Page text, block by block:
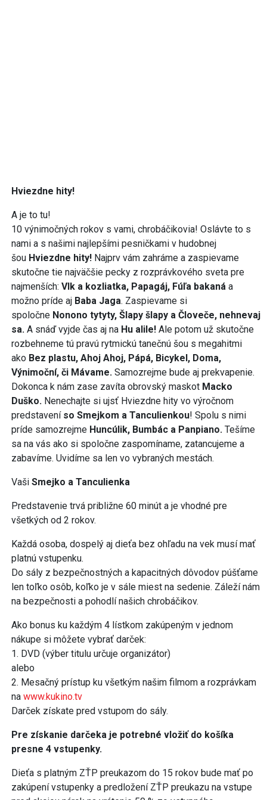
Hviezdne hity!
A je to tu!
10 výnimočných rokov s vami, chrobáčikovia! Oslávte to s
nami a s našimi najlepšími pesničkami v hudobnej
šou Hviezdne hity! Najprv vám zahráme a zaspievame
skutočne tie najväčšie pecky z rozprávkového sveta pre
najmenších: Vlk a kozliatka, Papagáj, Fúľa bakaná a
možno príde aj Baba Jaga. Zaspievame si
spoločne Nonono tytyty, Šlapy šlapy a Človeče, nehnevaj
sa. A snáď vyjde čas aj na Hu alile! Ale potom už skutočne
rozbehneme tú pravú rytmickú tanečnú šou s megahitmi
ako Bez plastu, Ahoj Ahoj, Pápá, Bicykel, Doma,
Výnimoční, či Mávame. Samozrejme bude aj prekvapenie.
Dokonca k nám zase zavíta obrovský maskot Macko
Duško. Nenechajte si ujsť Hviezdne hity vo výročnom
predstavení so Smejkom a Tanculienkou! Spolu s nimi
príde samozrejme Huncúlik, Bumbác a Panpiano. Tešíme
sa na vás ako si spoločne zaspomíname, zatancujeme a
zabavíme. Uvidíme sa len vo vybraných mestách.
Vaši Smejko a Tanculienka
Predstavenie trvá približne 60 minút a je vhodné pre
všetkých od 2 rokov.
Každá osoba, dospelý aj dieťa bez ohľadu na vek musí mať
platnú vstupenku.
Do sály z bezpečnostných a kapacitných dôvodov púšťame
len toľko osôb, koľko je v sále miest na sedenie. Záleží nám
na bezpečnosti a pohodlí našich chrobáčikov.
Ako bonus ku každým 4 lístkom zakúpeným v jednom
nákupe si môžete vybrať darček:
1. DVD (výber titulu určuje organizátor)
alebo
2. Mesačný prístup ku všetkým našim filmom a rozprávkam
na www.kukino.tv
Darček získate pred vstupom do sály.
Pre získanie darčeka je potrebné vložiť do košíka
presne 4 vstupenky.
Dieťa s platným ZŤP preukazom do 15 rokov bude mať po
zakúpení vstupenky a predložení ZŤP preukazu na vstupe